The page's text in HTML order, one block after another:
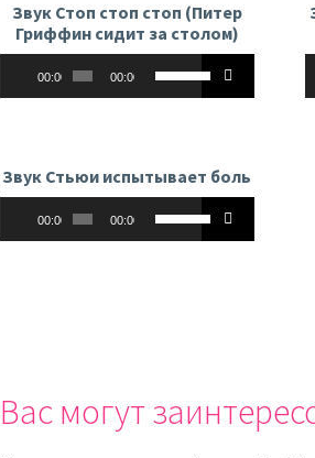
увеличить
или
уменьшить
громкость.
Звук Стоп стоп стоп (Питер
Гриффин сидит за столом)
00:00 00:00
увеличить
Звук Стьюи испытывает боль
00:00 00:00
Вас могут